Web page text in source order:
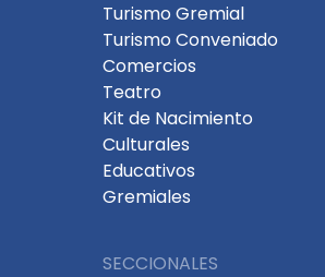
Turismo Gremial
Turismo Conveniado
Comercios
Teatro
Kit de Nacimiento
Culturales
Educativos
Gremiales
SECCIONALES